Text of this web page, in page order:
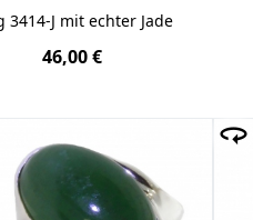
3414-J mit echter Jade
46,00 €